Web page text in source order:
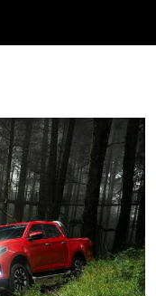
Inteligente
¿Qué estás
ofrece
errores.